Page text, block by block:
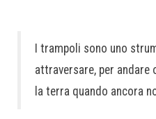
I trampoli sono uno
attraversare, per andare
la terra quando ancora